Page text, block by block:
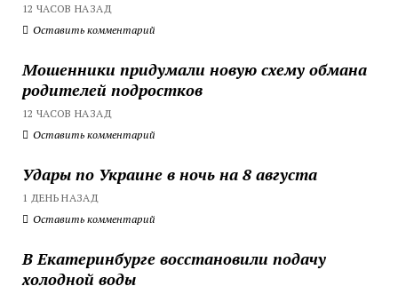
12 ЧАСОВ НАЗАД
Оставить комментарий
Мошенники придумали новую схему обмана
родителей подростков
12 ЧАСОВ НАЗАД
Оставить комментарий
Удары по Украине в ночь на 8 августа
1 ДЕНЬ НАЗАД
Оставить комментарий
В Екатеринбурге восстановили подачу
холодной воды